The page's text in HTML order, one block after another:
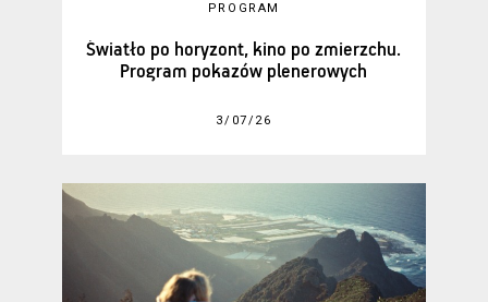
PROGRAM
Światło po horyzont, kino po zmierzchu.
Program pokazów plenerowych
3/07/26